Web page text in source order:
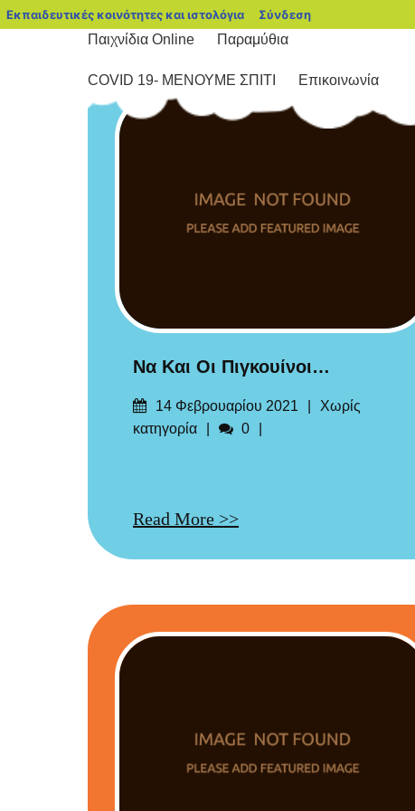
Εκπαιδευτικές κοινότητες και ιστολόγια blogs.sch.gr
Σύνδεση
Παιχνίδια Online Παραμύθια
COVID 19- ΜΕΝΟΥΜΕ ΣΠΙΤΙ Επικοινωνία
Να Και Οι Πιγκουίνοι…
Δημοσιεύτηκε
στις
14 Φεβρουαρίου 2021 Categories
Χωρίς
κατηγορία
Σχόλια
0
Read More >>